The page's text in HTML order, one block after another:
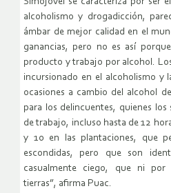
alcoholismo y drogadicción,
ámbar de mejor calidad en el
ganancias, pero no es así
producto y trabajo por alcohol.
incursionado en el alcoholismo y
ocasiones a cambio del alcohol
para los delincuentes, quienes
de trabajo, incluso hasta de 12
y 10 en las plantaciones, que
escondidas, pero que son
casualmente ciego, que ni por
tierras”, afirma Puac.